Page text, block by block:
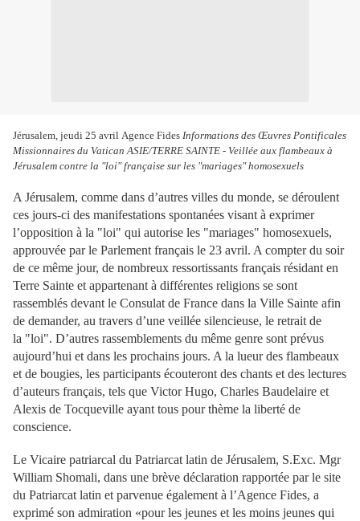
Jérusalem, jeudi 25 avril Agence Fides Informations des Œuvres Pontificales
Missionnaires du Vatican ASIE/TERRE SAINTE - Veillée aux flambeaux à
Jérusalem contre la "loi" française sur les "mariages" homosexuels
A Jérusalem, comme dans d’autres villes du monde, se déroulent
ces jours-ci des manifestations spontanées visant à exprimer
l’opposition à la "loi" qui autorise les "mariages" homosexuels,
approuvée par le Parlement français le 23 avril. A compter du soir
de ce même jour, de nombreux ressortissants français résidant en
Terre Sainte et appartenant à différentes religions se sont
rassemblés devant le Consulat de France dans la Ville Sainte afin
de demander, au travers d’une veillée silencieuse, le retrait de
la "loi". D’autres rassemblements du même genre sont prévus
aujourd’hui et dans les prochains jours. A la lueur des flambeaux
et de bougies, les participants écouteront des chants et des lectures
d’auteurs français, tels que Victor Hugo, Charles Baudelaire et
Alexis de Tocqueville ayant tous pour thème la liberté de
conscience.
Le Vicaire patriarcal du Patriarcat latin de Jérusalem, S.Exc. Mgr
William Shomali, dans une brève déclaration rapportée par le site
du Patriarcat latin et parvenue également à l’Agence Fides, a
exprimé son admiration «pour les jeunes et les moins jeunes qui